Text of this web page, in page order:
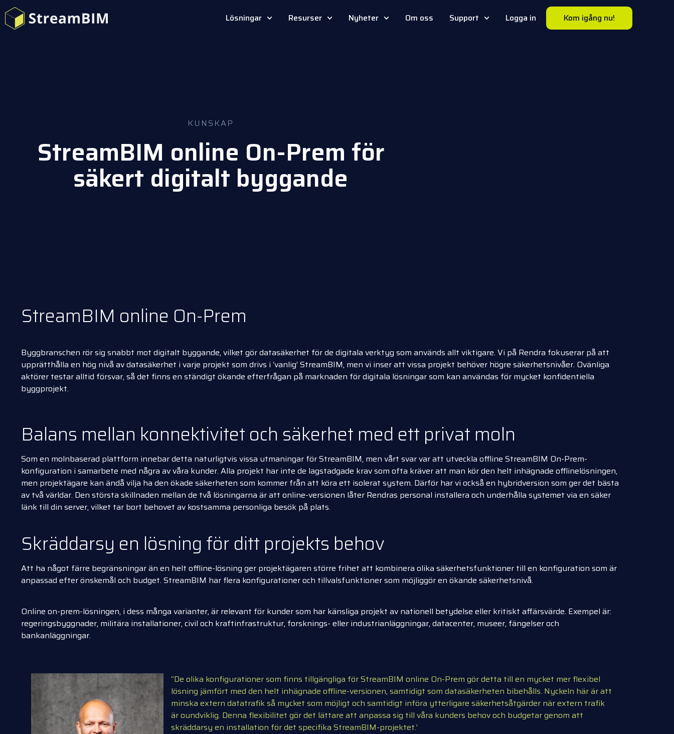
Lösningar Resurser Nyheter Om oss Support Logga in Kom igång nu!
KUNSKAP
StreamBIM online On-Prem för
säkert digitalt byggande
StreamBIM online On-Prem
Byggbranschen rör sig snabbt mot digitalt byggande, vilket gör datasäkerhet för de digitala verktyg som används allt viktigare. Vi på Rendra fokuserar på att
upprätthålla en hög nivå av datasäkerhet i varje projekt som drivs i ‘vanlig’ StreamBIM, men vi inser att vissa projekt behöver högre säkerhetsnivåer. Ovänliga
aktörer testar alltid försvar, så det finns en ständigt ökande efterfrågan på marknaden för digitala lösningar som kan användas för mycket konfidentiella
byggprojekt.
Balans mellan konnektivitet och säkerhet med ett privat moln
Som en molnbaserad plattform innebar detta naturligtvis vissa utmaningar för StreamBIM, men vårt svar var att utveckla offline StreamBIM On-Prem-
konfiguration i samarbete med några av våra kunder. Alla projekt har inte de lagstadgade krav som ofta kräver att man kör den helt inhägnade offlinelösningen,
men projektägare kan ändå vilja ha den ökade säkerheten som kommer från att köra ett isolerat system. Därför har vi också en hybridversion som ger det bästa
av två världar. Den största skillnaden mellan de två lösningarna är att online-versionen låter Rendras personal installera och underhålla systemet via en säker
länk till din server, vilket tar bort behovet av kostsamma personliga besök på plats.
Skräddarsy en lösning för ditt projekts behov
Att ha något färre begränsningar än en helt offline-lösning ger projektägaren större frihet att kombinera olika säkerhetsfunktioner till en konfiguration som är
anpassad efter önskemål och budget. StreamBIM har flera konfigurationer och tillvalsfunktioner som möjliggör en ökande säkerhetsnivå.
Online on-prem-lösningen, i dess många varianter, är relevant för kunder som har känsliga projekt av nationell betydelse eller kritiskt affärsvärde. Exempel är:
regeringsbyggnader, militära installationer, civil och kraftinfrastruktur, forsknings- eller industrianläggningar, datacenter, museer, fängelser och
bankanläggningar.
“De olika konfigurationer som finns tillgängliga för StreamBIM online On-Prem gör detta till en mycket mer flexibel
lösning jämfört med den helt inhägnade offline-versionen, samtidigt som datasäkerheten bibehålls. Nyckeln här är att
minska extern datatrafik så mycket som möjligt och samtidigt införa ytterligare säkerhetsåtgärder när extern trafik
är oundviklig. Denna flexibilitet gör det lättare att anpassa sig till våra kunders behov och budgetar genom att
skräddarsy en installation för det specifika StreamBIM-projektet.’